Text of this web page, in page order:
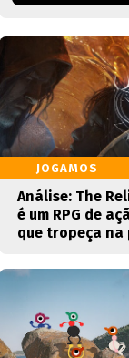
JOGAMOS
Análise: The
é um RPG de
que tropeça